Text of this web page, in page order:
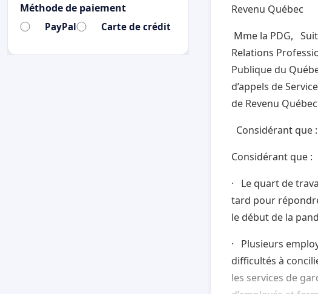
Revenu Québec
Mme la PDG,
Relations
Publique du
d’appels de
de Revenu
Considérant que :
Considérant que :
· Le quart de
tard pour
le début de la
· Plusieurs
difficultés à
les services de
Méthode de paiement
PayPal Carte de crédit